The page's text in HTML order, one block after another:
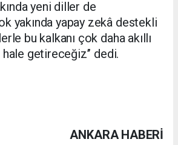
yeni diller de
yakında yapay zekâ destekli
bu kalkanı çok daha akıllı
getireceğiz’’ dedi.
ANKARA HABERİ